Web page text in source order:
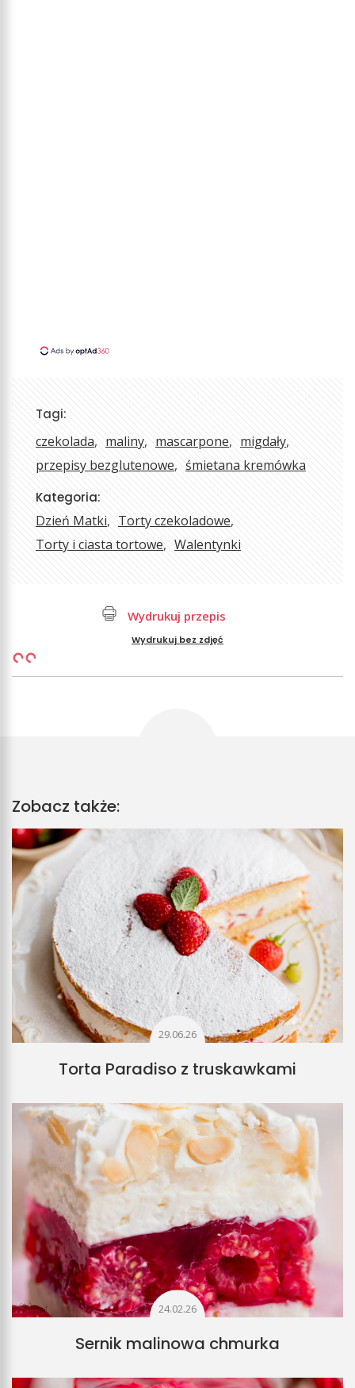
Tagi:
czekolada maliny mascarpone
migdały
przepisy bezglutenowe
śmietana kremówka
Kategoria:
Dzień Matki
Torty czekoladowe
Torty i ciasta tortowe
Walentynki
Wydrukuj przepis
Wydrukuj bez zdjęć
Zobacz także:
29.06.26
Torta Paradiso z truskawkami
24.02.26
Sernik malinowa chmurka